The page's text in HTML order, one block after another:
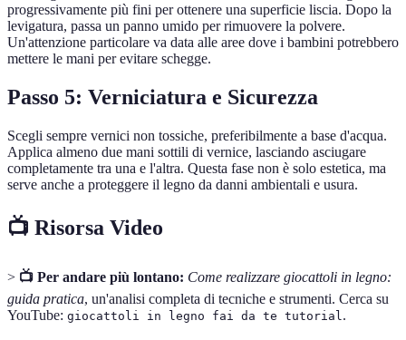
progressivamente più fini per ottenere una superficie liscia. Dopo la
levigatura, passa un panno umido per rimuovere la polvere.
Un'attenzione particolare va data alle aree dove i bambini potrebbero
mettere le mani per evitare schegge.
Passo 5: Verniciatura e Sicurezza
Scegli sempre vernici non tossiche, preferibilmente a base d'acqua.
Applica almeno due mani sottili di vernice, lasciando asciugare
completamente tra una e l'altra. Questa fase non è solo estetica, ma
serve anche a proteggere il legno da danni ambientali e usura.
📺 Risorsa Video
> 📺 Per andare più lontano: Come realizzare giocattoli in legno:
guida pratica, un'analisi completa di tecniche e strumenti. Cerca su
YouTube: giocattoli in legno fai da te tutorial .